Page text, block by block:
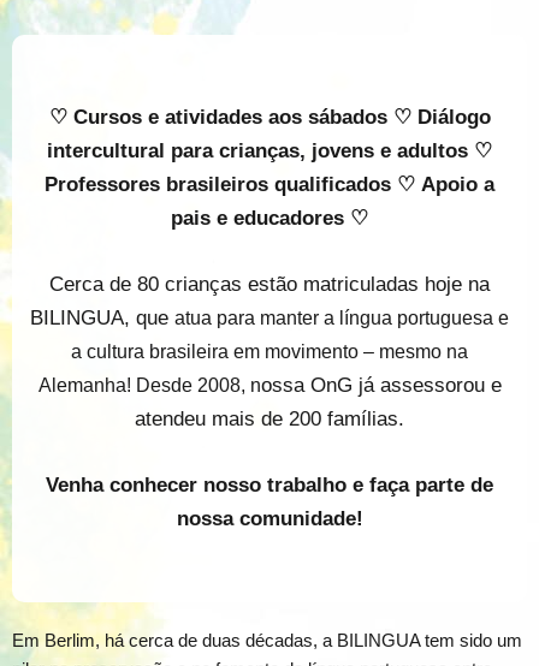
♡ Cursos e atividades aos sábados ♡ Diálogo
intercultural para crianças, jovens e adultos ♡
Professores brasileiros qualificados ♡ Apoio a
pais e educadores ♡
Cerca de 80 crianças estão matriculadas hoje na
BILINGUA, que atua para manter a língua portuguesa e
a cultura brasileira em movimento – mesmo na
Alemanha! Desde 2008, nossa OnG já assessorou e
atendeu mais de 200 famílias.
Venha conhecer nosso trabalho e faça parte de
nossa comunidade!
Em Berlim, há cerca de duas décadas, a BILINGUA tem sido um